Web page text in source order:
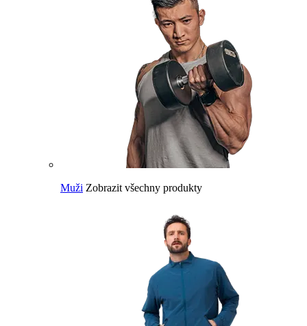
Muži Zobrazit všechny produkty